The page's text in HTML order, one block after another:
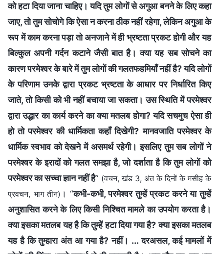
को हटा दिया जाना चाहिए। यदि तुम लोगों से अगुआ बनने के लिए कहा
जाए, तो तुम सोचोगे कि ऐसा न करना ठीक नहीं रहेगा, लेकिन अगुआ के
रूप में काम करना पड़ा तो अनजाने में ही भ्रष्टता प्रकट होगी और यह
बिल्कुल अपनी गर्दन कटाने जैसी बात है। क्या यह सब सोचने का
कारण परमेश्वर के बारे में तुम लोगों की गलतफहमियाँ नहीं है? यदि लोगों
के परिणाम उनके द्वारा प्रकट भ्रष्टता के आधार पर निर्धारित किए
जाते, तो किसी को भी नहीं बचाया जा सकता। उस स्थिति में परमेश्वर
द्वारा उद्धार का कार्य करने का क्या मतलब होगा? यदि सचमुच ऐसा ही
हो तो परमेश्वर की धार्मिकता कहाँ दिखेगी? मानवजाति परमेश्वर के
धार्मिक स्वभाव को देखने में असमर्थ रहेगी। इसलिए तुम सब लोगों ने
परमेश्वर के इरादों को गलत समझा है, जो दर्शाता है कि तुम लोगों को
परमेश्वर का सच्चा ज्ञान नहीं है” (वचन, खंड 3, अंत के दिनों के मसीह के
प्रवचन, भाग तीन) । “कभी-कभी, परमेश्वर तुम्हें प्रकट करने या तुम्हें
अनुशासित करने के लिए किसी निश्चित मामले का उपयोग करता है।
क्या इसका मतलब यह है कि तुम्हें हटा दिया गया है? क्या इसका मतलब
यह है कि तुम्हारा अंत आ गया है? नहीं। ... दरअसल, कई मामलों में